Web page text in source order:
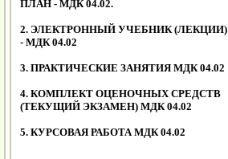
ПЛАН - МДК 04.02.
2. ЭЛЕКТРОННЫЙ УЧЕБНИК (ЛЕКЦИИ)
- МДК 04.02
3. ПРАКТИЧЕСКИЕ ЗАНЯТИЯ МДК 04.02
4. КОМПЛЕКТ ОЦЕНОЧНЫХ СРЕДСТВ
(ТЕКУЩИЙ ЭКЗАМЕН) МДК 04.02
5. КУРСОВАЯ РАБОТА МДК 04.02